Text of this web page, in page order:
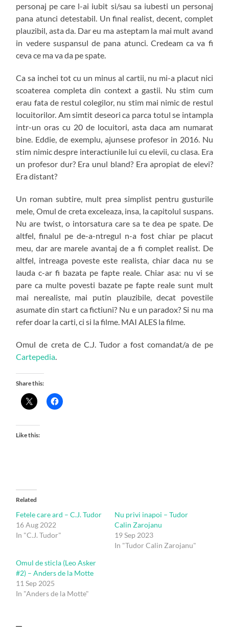
personaj pe care l-ai iubit si/sau sa iubesti un personaj
pana atunci detestabil. Un final realist, decent, complet
plauzibil, asta da. Dar eu ma asteptam la mai mult avand
in vedere suspansul de pana atunci. Credeam ca va fi
ceva ce ma va da pe spate.
Ca sa inchei tot cu un minus al cartii, nu mi-a placut nici
scoaterea completa din context a gastii. Nu stim cum
erau fata de restul colegilor, nu stim mai nimic de restul
locuitorilor. Am simtit deseori ca parca totul se intampla
intr-un oras cu 20 de locuitori, asta daca am numarat
bine. Eddie, de exemplu, ajunsese profesor in 2016. Nu
stim nimic despre interactiunile lui cu elevii, cu clasa. Era
un profesor dur? Era unul bland? Era apropiat de elevi?
Era distant?
Un roman subtire, mult prea simplist pentru gusturile
mele, Omul de creta exceleaza, insa, la capitolul suspans.
Nu are twist, o intorsatura care sa te dea pe spate. De
altfel, finalul pe de-a-ntregul n-a fost chiar pe placut
meu, dar are marele avantaj de a fi complet realist. De
altfel, intreaga poveste este realista, chiar daca nu se
lauda c-ar fi bazata pe fapte reale. Chiar asa: nu vi se
pare ca multe povesti bazate pe fapte reale sunt mult
mai nerealiste, mai putin plauzibile, decat povestile
asumate din start ca fictiuni? Nu e un paradox? Si nu ma
refer doar la carti, ci si la filme. MAI ALES la filme.
Omul de creta de C.J. Tudor a fost comandat/a de pe
Cartepedia
Share this:
Like this:
Related
Fetele care ard – C.J. Tudor
16 Aug 2022
In "C.J. Tudor"
Nu privi inapoi – Tudor
Calin Zarojanu
19 Sep 2023
In "Tudor Calin Zarojanu"
Omul de sticla (Leo Asker
#2) – Anders de la Motte
11 Sep 2025
In "Anders de la Motte"